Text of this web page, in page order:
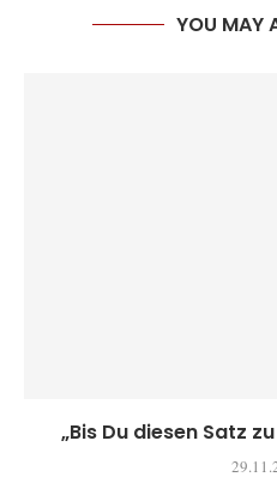
YOU MAY
„Bis Du diesen Satz